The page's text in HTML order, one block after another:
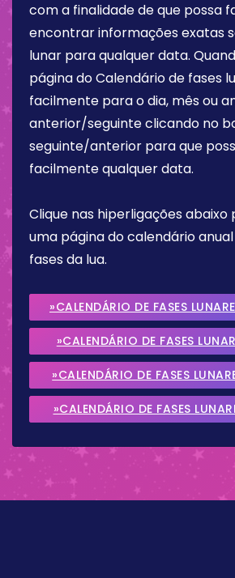
com a finalidade de que possa
encontrar informações exatas
lunar para qualquer data.
página do Calendário de fases
facilmente para o dia, mês ou
anterior/seguinte clicando no
seguinte/anterior para que
facilmente qualquer data.
Clique nas hiperligações
uma página do calendário
fases da lua.
»CALENDÁRIO DE FASES
»CALENDÁRIO DE FASES
2026
»CALENDÁRIO DE FASES
2026
»CALENDÁRIO DE FASES